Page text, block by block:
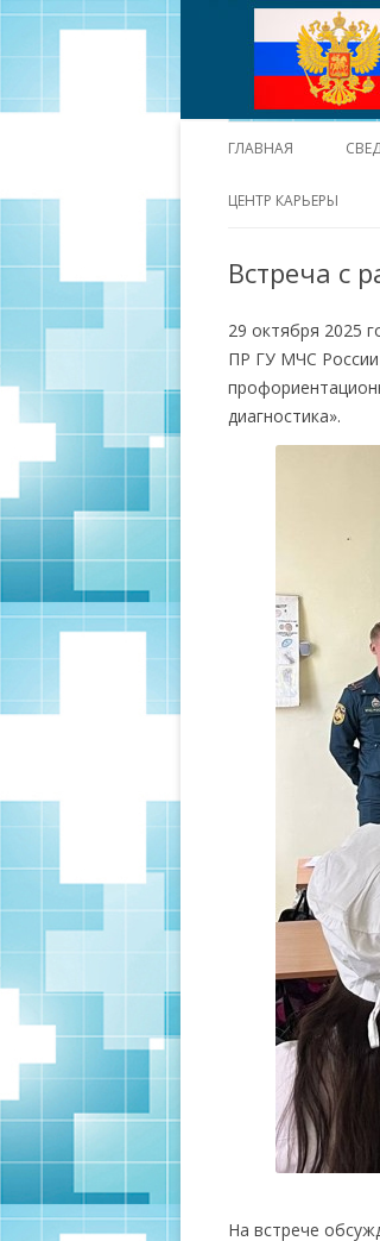
ГЛАВНАЯ
ЦЕНТР КАРЬЕРЫ
Встреча с
29 октября 2025
ПР ГУ МЧС России
диагностика».
На встрече